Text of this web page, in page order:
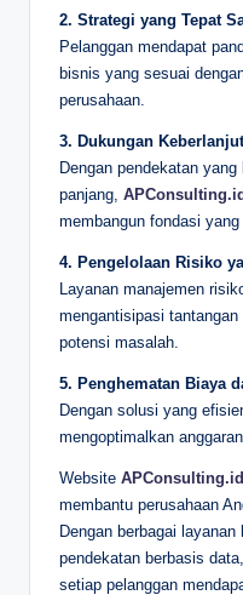
2. Strategi yang Tepat
Pelanggan mendapat
bisnis yang sesuai
perusahaan.
3. Dukungan
Dengan pendekatan
panjang, APConsulting.id
membangun fondasi
4. Pengelolaan Risiko
Layanan manajemen
mengantisipasi
potensi masalah.
5. Penghematan Biaya
Dengan solusi yang
mengoptimalkan
Website APConsulting.id
membantu perusahaan
Dengan berbagai
pendekatan berbasis data,
setiap pelanggan